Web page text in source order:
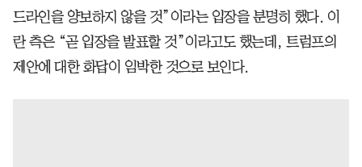
드라인을 양보하지 않을 것”이라는 입장을 분명히 했다. 이
란 측은 “곧 입장을 발표할 것”이라고도 했는데, 트럼프의
제안에 대한 화답이 임박한 것으로 보인다.